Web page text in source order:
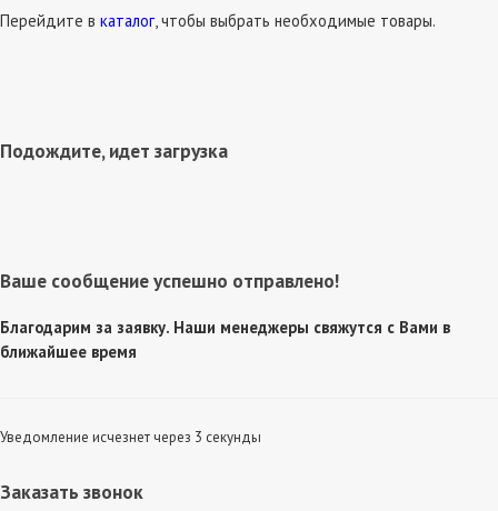
Перейдите в каталог, чтобы выбрать необходимые товары.
Подождите, идет загрузка
Ваше сообщение успешно отправлено!
Благодарим за заявку. Наши менеджеры свяжутся с Вами в
ближайшее время
Уведомление исчезнет через 3 секунды
Заказать звонок